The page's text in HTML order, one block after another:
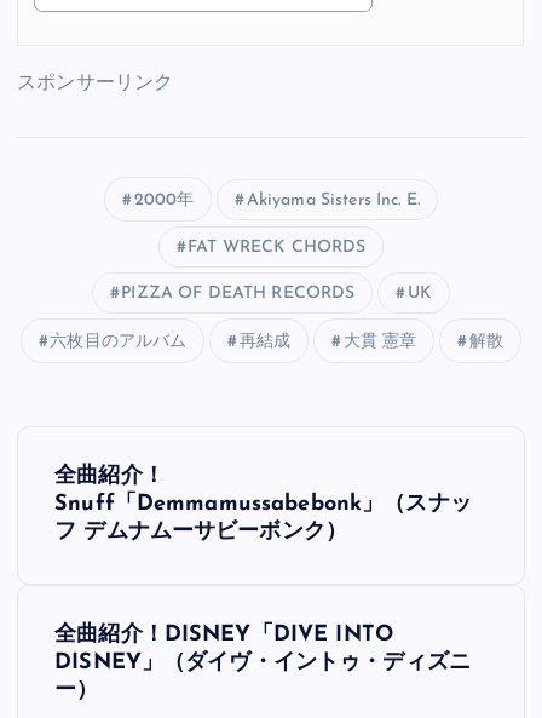
スポンサーリンク
2000年 Akiyama Sisters Inc. E.
FAT WRECK CHORDS
PIZZA OF DEATH RECORDS UK
六枚目のアルバム 再結成 大貫 憲章 解散
投
稿
ビ
ゲ
全曲紹介！
Snuff「Demmamussabebonk」（スナッ
フ デムナムーサビーボンク）
全曲紹介！DISNEY「DIVE INTO
DISNEY」（ダイヴ・イントゥ・ディズニ
ー）